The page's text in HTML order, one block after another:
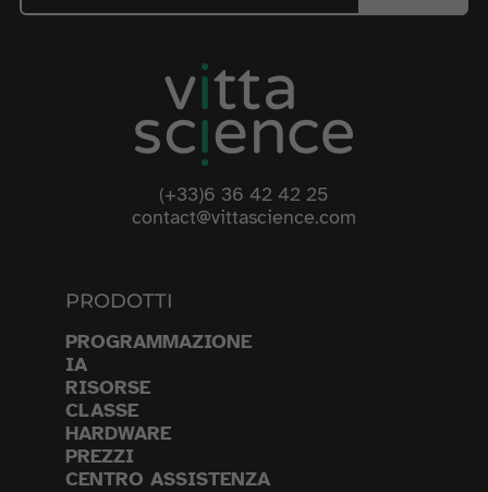
(+33)6 36 42 42 25
contact@vittascience.com
PRODOTTI
PROGRAMMAZIONE
IA
RISORSE
CLASSE
HARDWARE
PREZZI
CENTRO ASSISTENZA